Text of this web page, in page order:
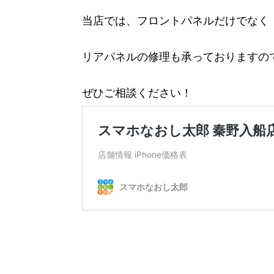
当店では、フロントパネルだけでなく
リアパネルの修理も承っておりますの
ぜひご相談ください！